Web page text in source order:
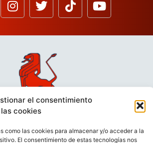
el consentimiento
cookies
como las cookies para almacenar y/o acceder a la
El consentimiento de estas tecnologías nos